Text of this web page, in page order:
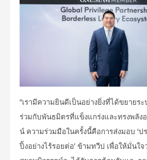
“เรามีความยินดีเป็นอย่างยิ่งที่ได้ขยายร
ร่วมกับพันธมิตรที่แข็งแกร่งและทรงพลัง
น์ ความร่วมมือในครั้งนี้คือการส่งมอบ ‘
ปิ้งอย่างไร้รอยต่อ’ ข้ามทวีป เพื่อให้มั่นใ